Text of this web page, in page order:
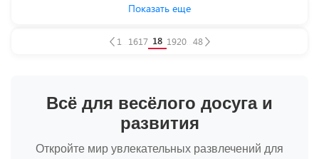
Показать еще
1... 1617 18 1920... 48
Всё для весёлого досуга и
развития
Откройте мир увлекательных развлечений для